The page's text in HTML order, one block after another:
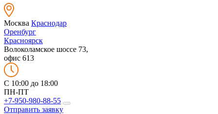
Москва Краснодар
Оренбург
Красноярск
Волоколамское шоссе 73,
офис 613
C 10:00 до 18:00
ПН-ПТ
+7-950-980-88-55
Отправить заявку